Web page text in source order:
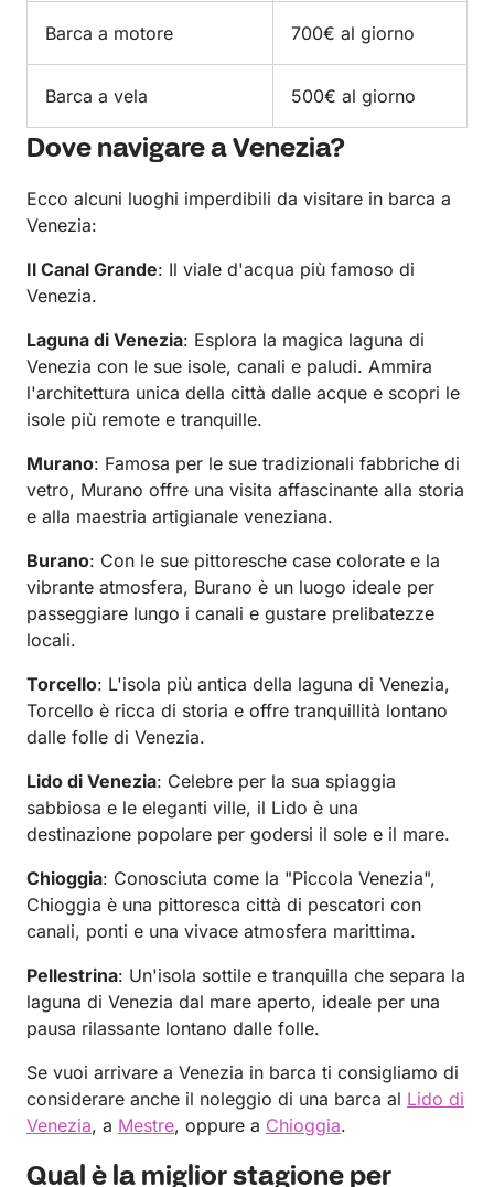
Barca a motore 700€ al giorno
Barca a vela 500€ al giorno
Dove navigare a Venezia?
Ecco alcuni luoghi imperdibili da visitare in barca a
Venezia:
Il Canal Grande: Il viale d'acqua più famoso di
Venezia.
Laguna di Venezia: Esplora la magica laguna di
Venezia con le sue isole, canali e paludi. Ammira
l'architettura unica della città dalle acque e scopri le
isole più remote e tranquille.
Murano: Famosa per le sue tradizionali fabbriche di
vetro, Murano offre una visita affascinante alla storia
e alla maestria artigianale veneziana.
Burano: Con le sue pittoresche case colorate e la
vibrante atmosfera, Burano è un luogo ideale per
passeggiare lungo i canali e gustare prelibatezze
locali.
Torcello: L'isola più antica della laguna di Venezia,
Torcello è ricca di storia e offre tranquillità lontano
dalle folle di Venezia.
Lido di Venezia: Celebre per la sua spiaggia
sabbiosa e le eleganti ville, il Lido è una
destinazione popolare per godersi il sole e il mare.
Chioggia: Conosciuta come la "Piccola Venezia",
Chioggia è una pittoresca città di pescatori con
canali, ponti e una vivace atmosfera marittima.
Pellestrina: Un'isola sottile e tranquilla che separa la
laguna di Venezia dal mare aperto, ideale per una
pausa rilassante lontano dalle folle.
Se vuoi arrivare a Venezia in barca ti consigliamo di
considerare anche il noleggio di una barca al Lido di
Venezia, a Mestre, oppure a Chioggia.
Qual è la miglior stagione per